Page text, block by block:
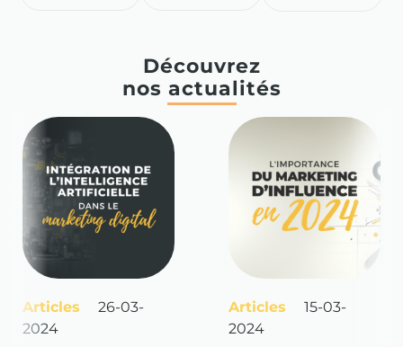
Découvrez
nos actualités
Articles
26-03-
2024
Articles
15-03-
2024